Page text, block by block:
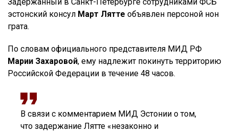
эстонский консул Март Лятте объявлен персоной нон
грата.
По словам официального представителя МИД РФ
Марии Захаровой, ему надлежит покинуть территорию
Российской Федерации в течение 48 часов.
В связи с комментарием МИД Эстонии о том,
что задержание Лятте «незаконно и